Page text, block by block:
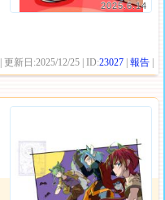
2025.6.14
| 更新日:2025/12/25 | ID:23027 |報告